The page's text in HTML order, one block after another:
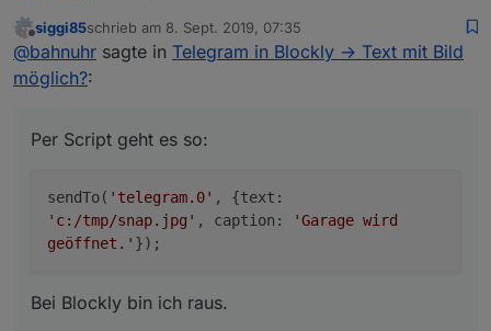
Offline
siggi85schrieb am 8. Sept. 2019, 07:35
zuletzt editiert von
@bahnuhr sagte in Telegram in Blockly -> Text mit Bild
möglich?:
Per Script geht es so:
sendTo( 'telegram.0' , {text:
'c:/tmp/snap.jpg' , caption:
'Garage wird
geöffnet.' });
Bei Blockly bin ich raus.